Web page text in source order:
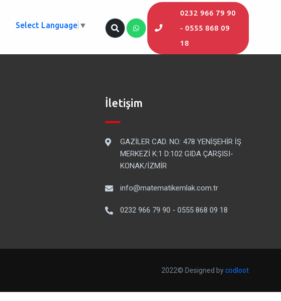
Select Language ▼
0232 966 79 90
- 0555 868 09
18
İletişim
GAZİLER CAD. NO: 478 YENİŞEHİR İŞ
MERKEZİ K:1 D:102 GIDA ÇARŞISI-
KONAK/İZMİR
info@matematikemlak.com.tr
0232 966 79 90 - 0555 868 09 18
2022© Designed bycodloot